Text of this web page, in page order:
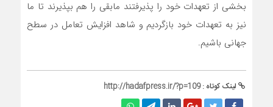
بخشی از تعهدات خود را پذیرفتند مابقی را هم بپذیرند تا ما
نیز به تعهدات خود بازگردیم و شاهد افزایش تعامل در سطح
جهانی باشیم.
لینک کوتاه :http://hadafpress.ir/?p=109